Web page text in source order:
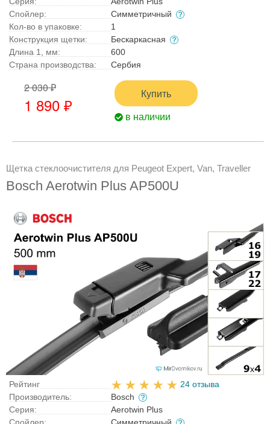
Спойлер:
Симметричный
Кол-во в упаковке:
1
Конструкция щетки:
Бескаркасная
Длина 1, мм:
600
Страна производства:
Сербия
2 030 ₽
1 890 ₽
Купить
в наличии
Щетка стеклоочистителя для Peugeot Expert, Van, Traveller
Bosch Aerotwin Plus AP500U
Рейтинг
24 отзыва
Производитель:
Bosch
Серия:
Aerotwin Plus